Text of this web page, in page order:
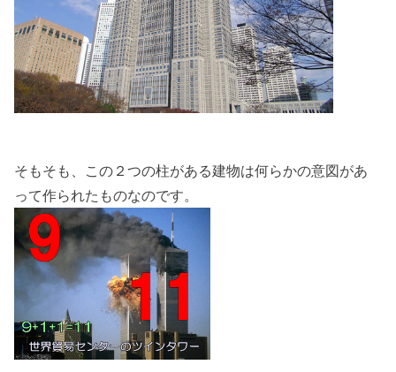
そもそも、この２つの柱がある建物は何らかの意図があ
って作られたものなのです。